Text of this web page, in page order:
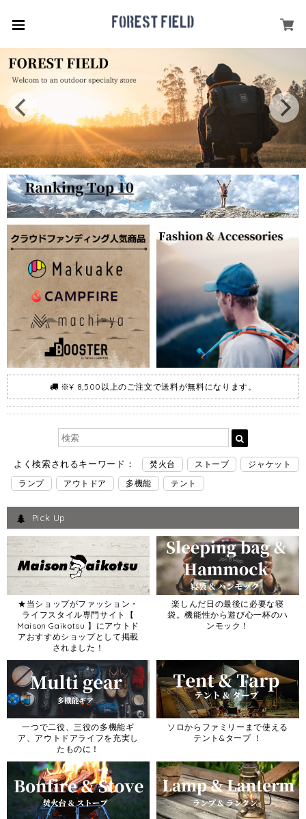
※¥ 8,500以上のご注文で送料が無料になります。
よく検索されるキーワード： 焚火台 ストーブ
ジャケット
ランプ
アウトドア 多機能 テント
Pick Up
★当ショップがファッション・
ライフスタイル専門サイト【
Maison Gaikotsu 】にアウトド
アおすすめショップとして掲載
されました！
楽しんだ日の最後に必要な寝
袋。機能性から遊び心一杯のハ
ンモック！
一つで二役、三役の多機能ギ
ア、アウトドアライフを充実し
たものに！
ソロからファミリーまで使える
テント&タープ ！